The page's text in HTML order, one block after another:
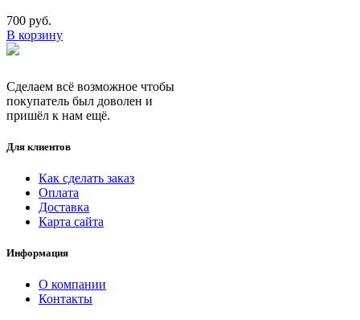
700 руб.
В корзину
Сделаем всё возможное чтобы
покупатель был доволен и
пришёл к нам ещё.
Для клиентов
Как сделать заказ
Оплата
Доставка
Карта сайта
Информация
О компании
Контакты